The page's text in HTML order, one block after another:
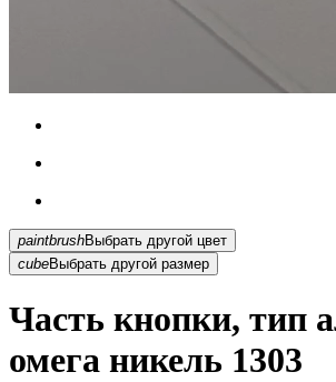
paintbrush
Выбрать другой цвет
cubeВыбрать другой размер
Часть кнопки, тип
омега никель 1303